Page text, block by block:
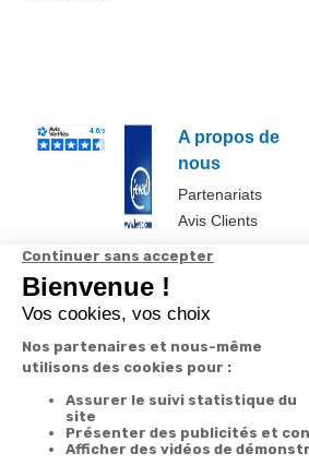
A propos de
nous
Partenariats
Avis Clients
Données
personnelles et
cookies
Paramétrer
les cookies